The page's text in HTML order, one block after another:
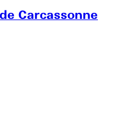
Carcassonne